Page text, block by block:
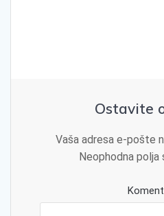
Ostavite
Vaša adresa e-pošte
Neophodna polja